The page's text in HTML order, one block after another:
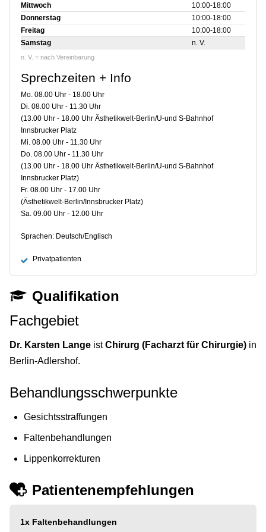
Mittwoch
10:00‑18:00
Donnerstag
10:00‑18:00
Freitag
10:00‑18:00
Samstag
n. V.
n. V. = nach Vereinbarung
Sprechzeiten + Info
Mo. 08.00 Uhr - 18.00 Uhr
Di. 08.00 Uhr - 11.30 Uhr
(13.00 Uhr - 18.00 Uhr Ästhetikwelt-Berlin/U-und S-Bahnhof
Innsbrucker Platz
Mi. 08.00 Uhr - 11.30 Uhr
Do. 08.00 Uhr - 11.30 Uhr
(13.00 Uhr - 18.00 Uhr Ästhetikwelt-Berlin/U-und S-Bahnhof
Innsbrucker Platz)
Fr. 08.00 Uhr - 17.00 Uhr
(Ästhetikwelt-Berlin/Innsbrucker Platz)
Sa. 09.00 Uhr - 12.00 Uhr
Sprachen: Deutsch/Englisch
Privatpatienten
Qualifikation
Fachgebiet
Dr. Karsten Lange istChirurg (Facharzt für Chirurgie) in
Berlin-Adlershof.
Behandlungsschwerpunkte
Gesichtsstraffungen
Faltenbehandlungen
Lippenkorrekturen
Patientenempfehlungen
1x Faltenbehandlungen